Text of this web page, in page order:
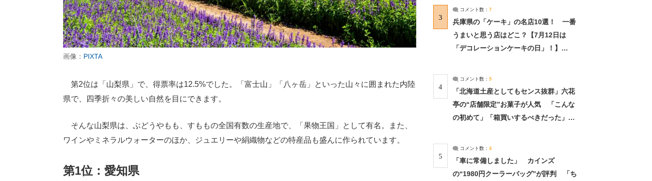
画像： PIXTA
第2位は「山梨県」で、得票率は12.5%でした。「富士山」「八ヶ岳」といった山々に囲まれた内陸
県で、四季折々の美しい自然を目にできます。
そんな山梨県は、ぶどうやもも、すももの全国有数の生産地で、「果物王国」として有名。また、
ワインやミネラルウォーターのほか、ジュエリーや絹織物などの特産品も盛んに作られています。
第1位：愛知県
3
コメント数： 7
兵庫県の「ケーキ」の名店10選！ 一番
うまいと思う店はどこ？【7月12日は
「デコレーションケーキの日」！】
4
コメント数： 5
「北海道土産としてもセンス抜群」六花
亭の“店舗限定”お菓子が人気 「こんな
の初めて」「箱買いするべきだった」
5
コメント数： 4
「車に常備しました」 カインズ
の“1980円クーラーバッグ”が評判 「ち